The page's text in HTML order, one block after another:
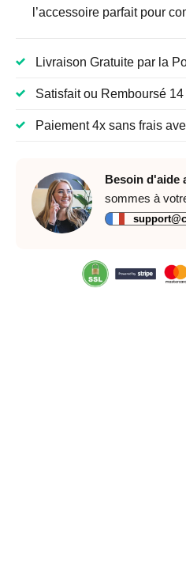
l’accessoire parfait pour
Livraison Gratuite par la
Satisfait ou Remboursé
Paiement 4x sans frais
Besoin d'aide
sommes à